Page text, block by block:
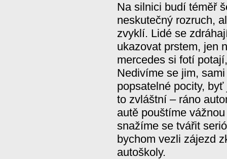
Na silnici budí téměř
neskutečný rozruch,
zvyklí. Lidé se
ukazovat prstem, jen
mercedes si fotí
Nedivíme se jim,
popsatelné pocity,
to zvláštní – ráno
autě pouštíme
snažíme se tvářit
bychom vezli zájezd
autoškoly.